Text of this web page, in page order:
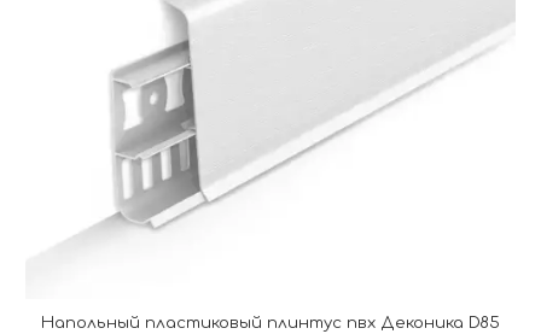
Напольный пластиковый плинтус пвх Деконика D85